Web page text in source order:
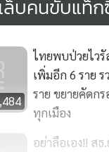
บคนขับแท็ก
ไทยพบป่วยไว
เพิ่มอีก 6 ราย
ราย ขยายคัดก
ทุกเมือง
อย่าลือเอง!! ส